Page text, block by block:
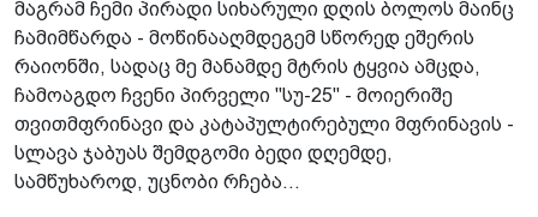
მაგრამ ჩემი პირადი სიხარული დღის ბოლოს მაინც
ჩამიმწარდა - მოწინააღმდეგემ სწორედ ეშერის
რაიონში, სადაც მე მანამდე მტრის ტყვია ამცდა,
ჩამოაგდო ჩვენი პირველი "სუ-25" - მოიერიშე
თვითმფრინავი და კატაპულტირებული მფრინავის -
სლავა ჯაბუას შემდგომი ბედი დღემდე,
სამწუხაროდ, უცნობი რჩება...